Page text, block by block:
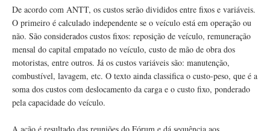
De acordo com ANTT, os custos serão divididos entre fixos e variáveis.
O primeiro é calculado independente se o veículo está em operação ou
não. São considerados custos fixos: reposição de veículo, remuneração
mensal do capital empatado no veículo, custo de mão de obra dos
motoristas, entre outros. Já os custos variáveis são: manutenção,
combustível, lavagem, etc. O texto ainda classifica o custo-peso, que é a
soma dos custos com deslocamento da carga e o custo fixo, ponderado
pela capacidade do veículo.
A ação é resultado das reuniões do Fórum e dá sequência aos